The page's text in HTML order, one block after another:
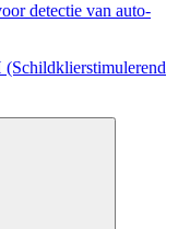
detectie van auto-
(Schildklierstimulerend